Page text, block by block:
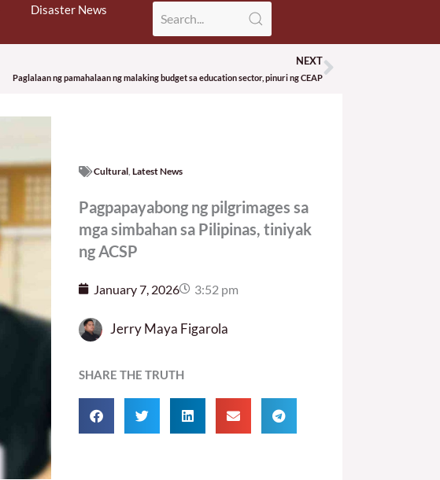
Disaster News
NEXT
Paglalaan ng pamahalaan ng malaking budget sa education sector, pinuri ng CEAPNext
Cultural, Latest News
Pagpapayabong ng pilgrimages sa
mga simbahan sa Pilipinas, tiniyak
ng ACSP
January 7, 2026 3:52 pm
Jerry Maya Figarola
SHARE THE TRUTH